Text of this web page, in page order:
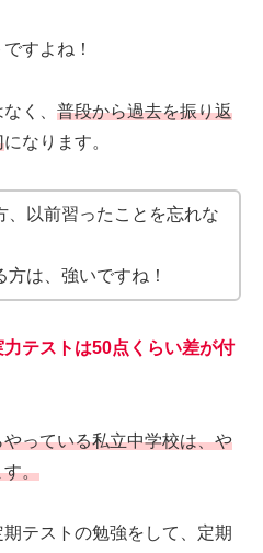
すよね！
く、 普段から過去を振り返
になります。
、以前習ったことを忘れな
は、強いですね！
テストは50点くらい差が付
っている私立中学校は、や
す。
テストの勉強をして、定期